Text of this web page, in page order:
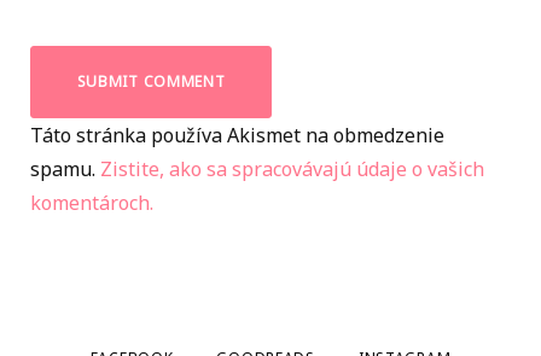
Táto stránka používa Akismet na obmedzenie
spamu. Zistite, ako sa spracovávajú údaje o vašich
komentároch.